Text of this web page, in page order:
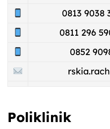
0813
0811 296
0852
Poliklinik